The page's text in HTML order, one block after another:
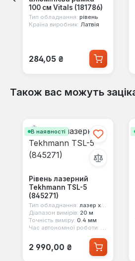
100 см Vitals (181786)
Тип обладнання: рівень
Країна виробник: Латвія
Звичайна ціна:
284,05 ₴
Також вас можуть
В наявності
Рівень лазерний
Tekhmann TSL-5
(845271)
Тип обладнання: лазер хрестоподібний
Діапазон вимірів: 20 м
Точність виміру: 0.4 мм
Час автономної роботи: 15 год
Звичайна ціна:
2 990,00 ₴